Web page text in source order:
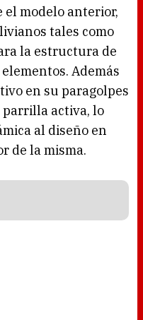
el modelo anterior,
tales como
la estructura de
Además
en su paragolpes
activa, lo
al diseño en
de la misma.